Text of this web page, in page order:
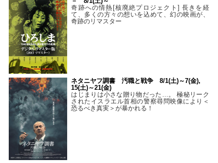
奇跡への情熱[核廃絶プロジェクト] 長きを経
て、多くの方々の想いを込めて、幻の映画が、
奇跡のリマスター
ネタニヤフ調書 汚職と戦争 8/1(土)～7(金),
15(土)～21(金)
はじまりは小さな贈り物だった…。 極秘リーク
されたイスラエル首相の警察尋問映像により＜
恐るべき真実＞が暴かれる！